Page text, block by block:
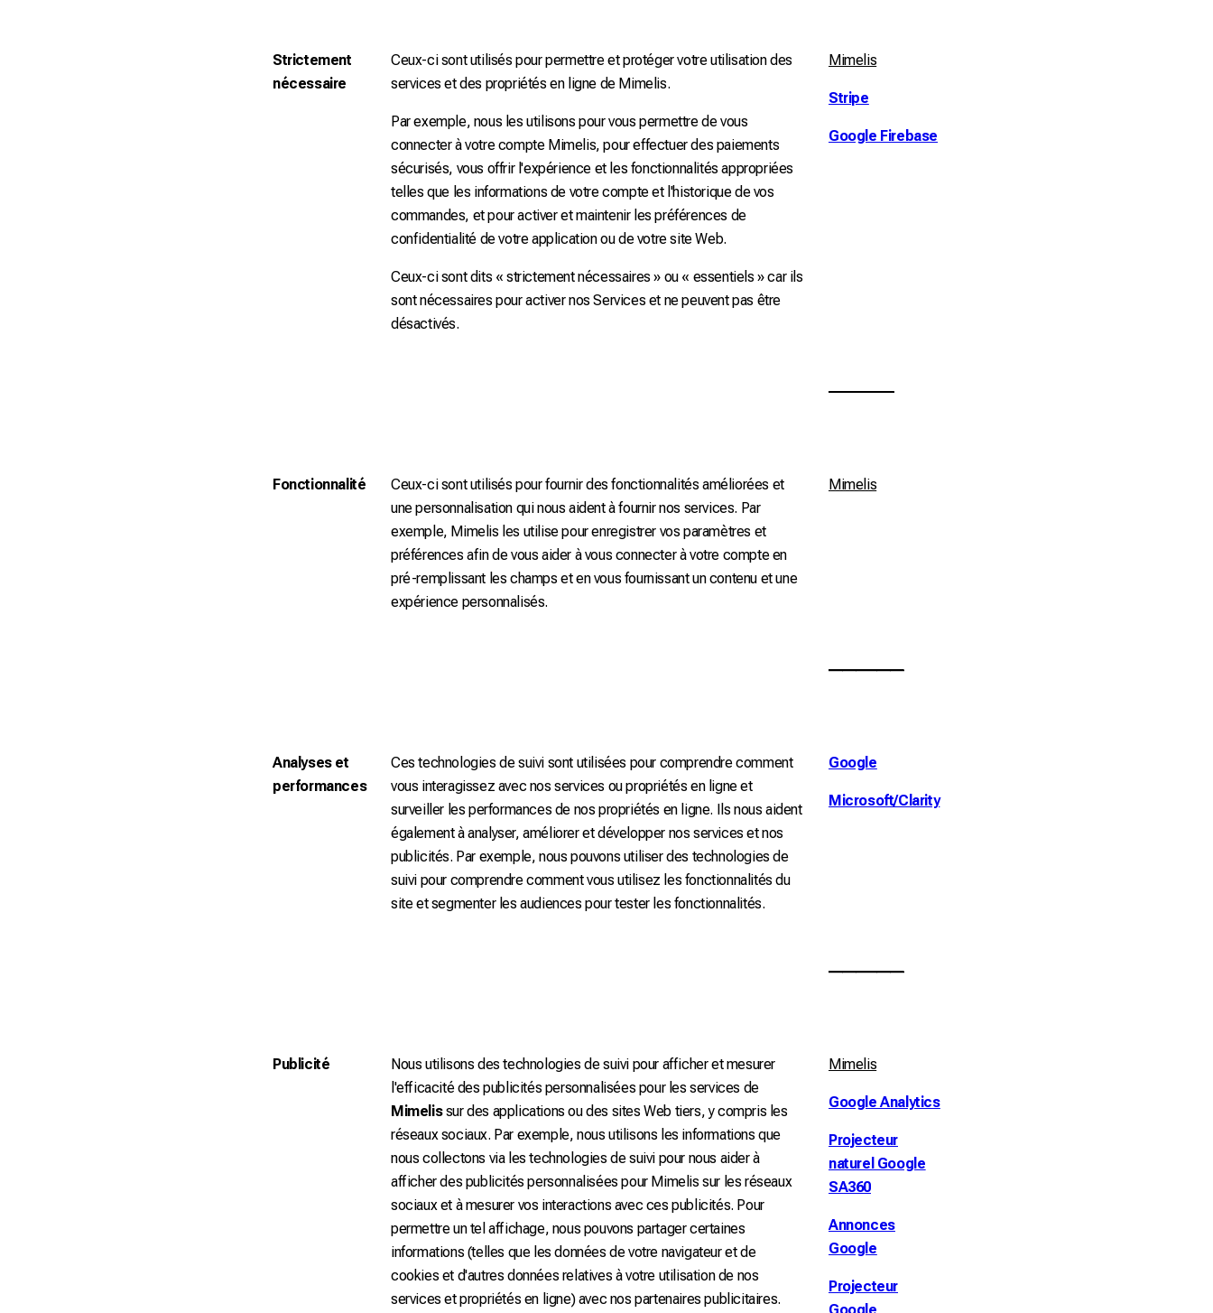
Strictement
nécessaire
Ceux-ci sont utilisés pour permettre et protéger votre utilisation des
services et des propriétés en ligne de Mimelis.
Par exemple, nous les utilisons pour vous permettre de vous
connecter à votre compte Mimelis, pour effectuer des paiements
sécurisés, vous offrir l'expérience et les fonctionnalités appropriées
telles que les informations de votre compte et l'historique de vos
commandes, et pour activer et maintenir les préférences de
confidentialité de votre application ou de votre site Web.
Ceux-ci sont dits « strictement nécessaires » ou « essentiels » car ils
sont nécessaires pour activer nos Services et ne peuvent pas être
désactivés.
Mimelis
Stripe
Google Firebase
Fonctionnalité
Ceux-ci sont utilisés pour fournir des fonctionnalités améliorées et
une personnalisation qui nous aident à fournir nos services. Par
exemple, Mimelis les utilise pour enregistrer vos paramètres et
préférences afin de vous aider à vous connecter à votre compte en
pré-remplissant les champs et en vous fournissant un contenu et une
expérience personnalisés.
Mimelis
Analyses et
performances
Ces technologies de suivi sont utilisées pour comprendre comment
vous interagissez avec nos services ou propriétés en ligne et
surveiller les performances de nos propriétés en ligne. Ils nous aident
également à analyser, améliorer et développer nos services et nos
publicités. Par exemple, nous pouvons utiliser des technologies de
suivi pour comprendre comment vous utilisez les fonctionnalités du
site et segmenter les audiences pour tester les fonctionnalités.
Google
Microsoft/Clarity
Publicité
Nous utilisons des technologies de suivi pour afficher et mesurer
l'efficacité des publicités personnalisées pour les services de
Mimelissur des applications ou des sites Web tiers, y compris les
réseaux sociaux. Par exemple, nous utilisons les informations que
nous collectons via les technologies de suivi pour nous aider à
afficher des publicités personnalisées pour Mimelis sur les réseaux
sociaux et à mesurer vos interactions avec ces publicités. Pour
permettre un tel affichage, nous pouvons partager certaines
informations (telles que les données de votre navigateur et de
cookies et d'autres données relatives à votre utilisation de nos
services et propriétés en ligne) avec nos partenaires publicitaires.
Mimelis
Google Analytics
Projecteur
naturel Google
SA360
Annonces
Google
Projecteur